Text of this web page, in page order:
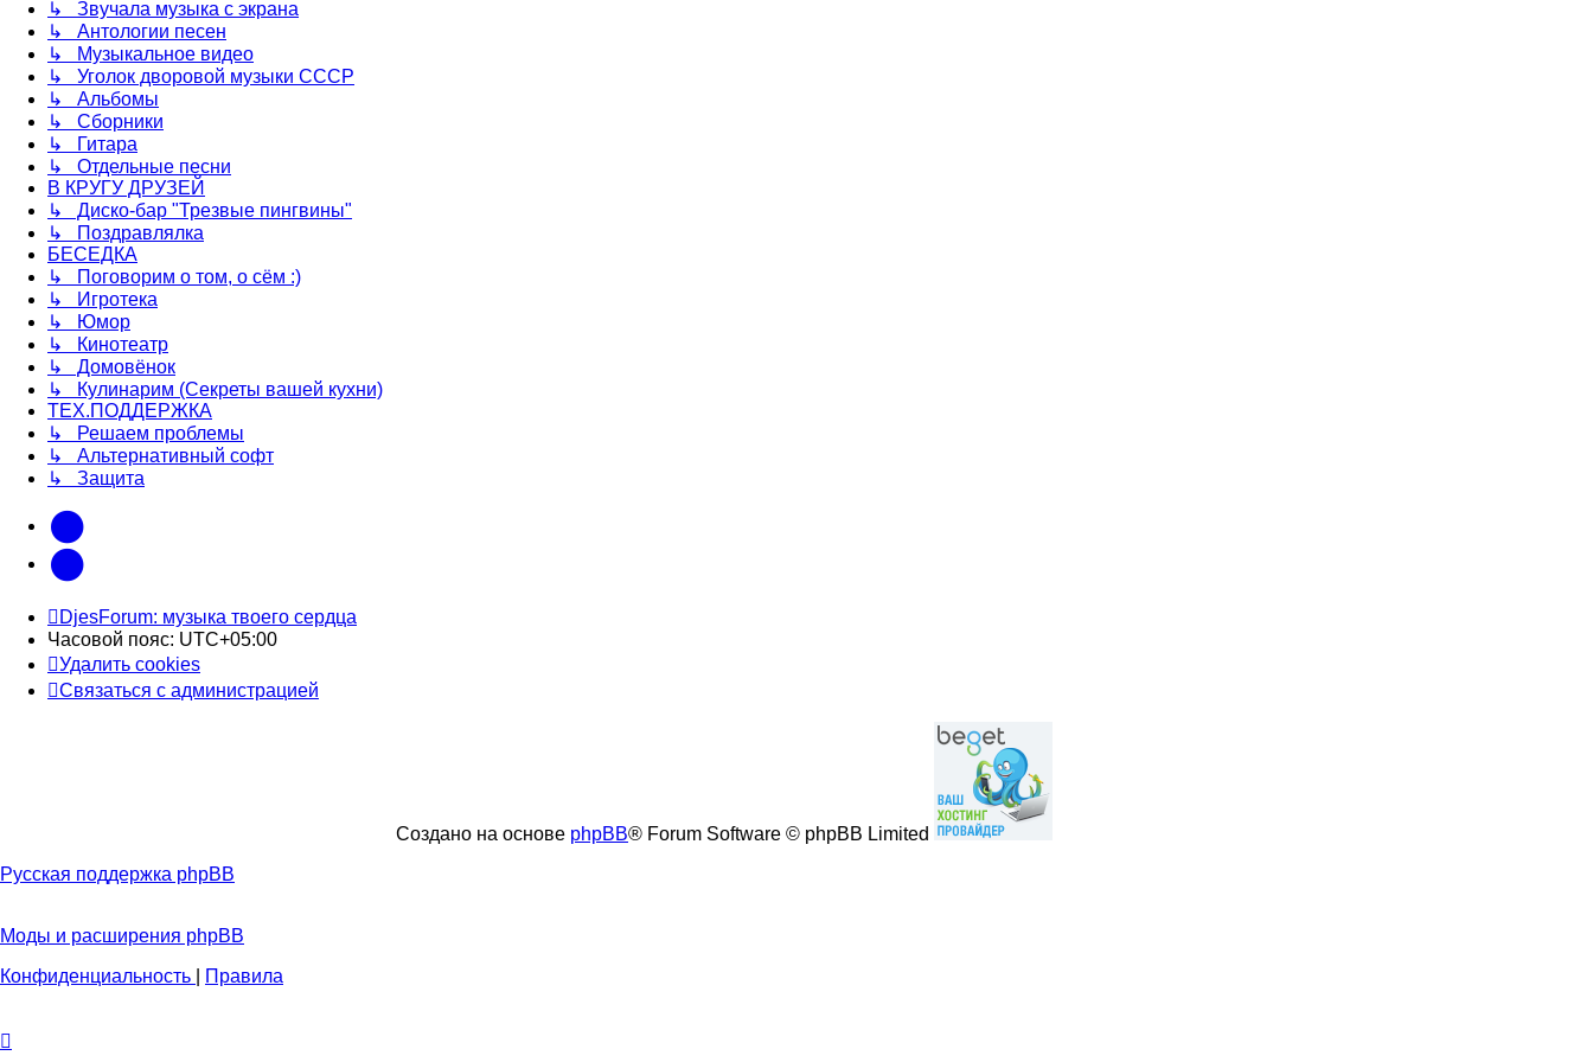
↳ Звучала музыка с экрана
↳ Антологии песен
↳ Музыкальное видео
↳ Уголок дворовой музыки СССР
↳ Альбомы
↳ Сборники
↳ Гитара
↳ Отдельные песни
В КРУГУ ДРУЗЕЙ
↳ Диско-бар "Трезвые пингвины"
↳ Поздравлялка
БЕСЕДКА
↳ Поговорим о том, о сём :)
↳ Игротека
↳ Юмор
↳ Кинотеатр
↳ Домовёнок
↳ Кулинарим (Секреты вашей кухни)
ТЕХ.ПОДДЕРЖКА
↳ Решаем проблемы
↳ Альтернативный софт
↳ Защита
vk
Telegram
DjesForum: музыка твоего сердца
Часовой пояс: UTC+05:00
Удалить cookies
Связаться с администрацией
Создано на основе phpBB® Forum Software © phpBB Limited
Русская поддержка phpBB
Моды и расширения phpBB
Конфиденциальность
Правила